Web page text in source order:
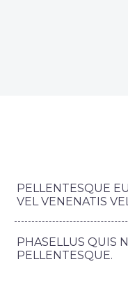
PELLENTESQUE
VEL VENENATIS
PHASELLUS QUIS
PELLENTESQUE.